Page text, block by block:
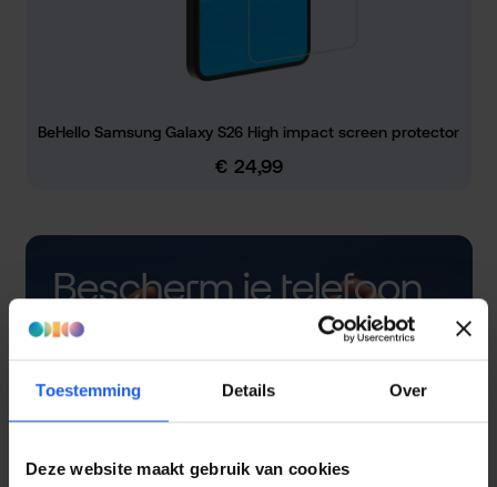
Toestemming Details Over
Deze website maakt gebruik van cookies
BeHello Samsung Galaxy S26 High impact screen protector
Normale prijs:
€ 24,99
Bescherm je telefoon
met een hoesje